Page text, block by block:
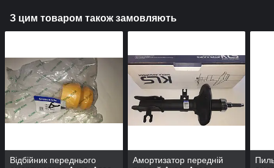
З цим товаром також замовляють
Відбійник переднього
Амортизатор передній